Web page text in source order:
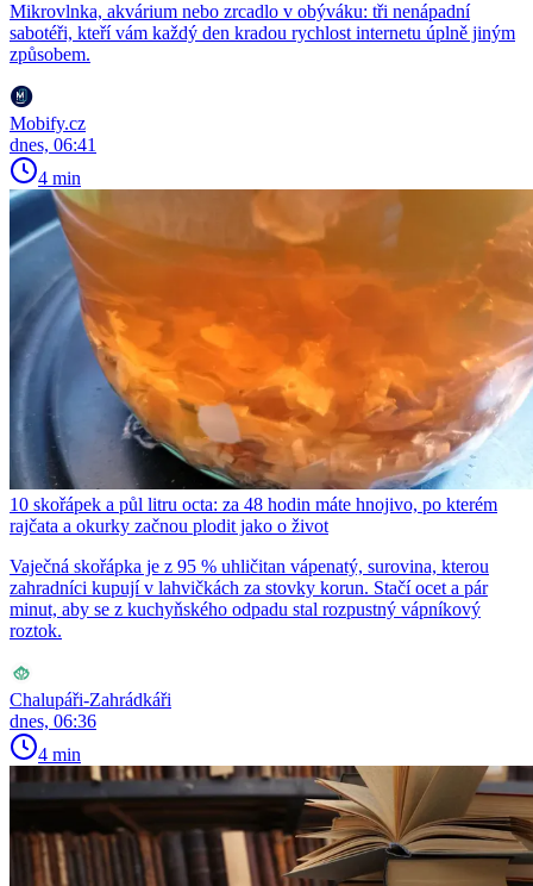
Mikrovlnka, akvárium nebo zrcadlo v obýváku: tři nenápadní
sabotéři, kteří vám každý den kradou rychlost internetu úplně jiným
způsobem.
Mobify.cz
dnes, 06:41
4 min
10 skořápek a půl litru octa: za 48 hodin máte hnojivo, po kterém
rajčata a okurky začnou plodit jako o život
Vaječná skořápka je z 95 % uhličitan vápenatý, surovina, kterou
zahradníci kupují v lahvičkách za stovky korun. Stačí ocet a pár
minut, aby se z kuchyňského odpadu stal rozpustný vápníkový
roztok.
Chalupáři-Zahrádkáři
dnes, 06:36
4 min